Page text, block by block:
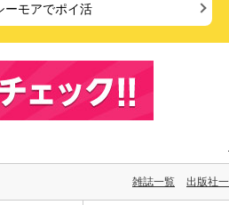
ーモアでポイ活
雑誌一覧 出版社